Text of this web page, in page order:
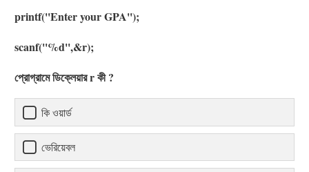
printf(''Enter your GPA'');
scanf(''%d'',&r);
প্রোগ্রামে ডিক্লেয়ার r কী ?
কি ওয়ার্ড
ভেরিয়েবল